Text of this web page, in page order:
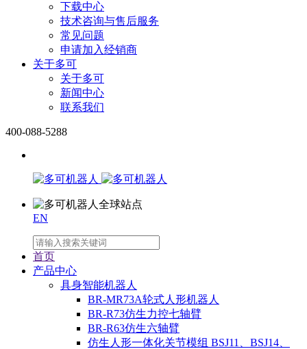
下载中心
技术咨询与售后服务
常见问题
申请加入经销商
关于多可
关于多可
新闻中心
联系我们
400-088-5288
EN
首页
产品中心
具身智能机器人
BR-MR73A轮式人形机器人
BR-R73仿生力控七轴臂
BR-R63仿生六轴臂
仿生人形一体化关节模组 BSJ11、BSJ14、